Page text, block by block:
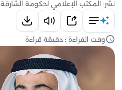
نشر: المكتب الإعلامي لحكومة الشارقة
وقت القراءة : دقيقة قراءة